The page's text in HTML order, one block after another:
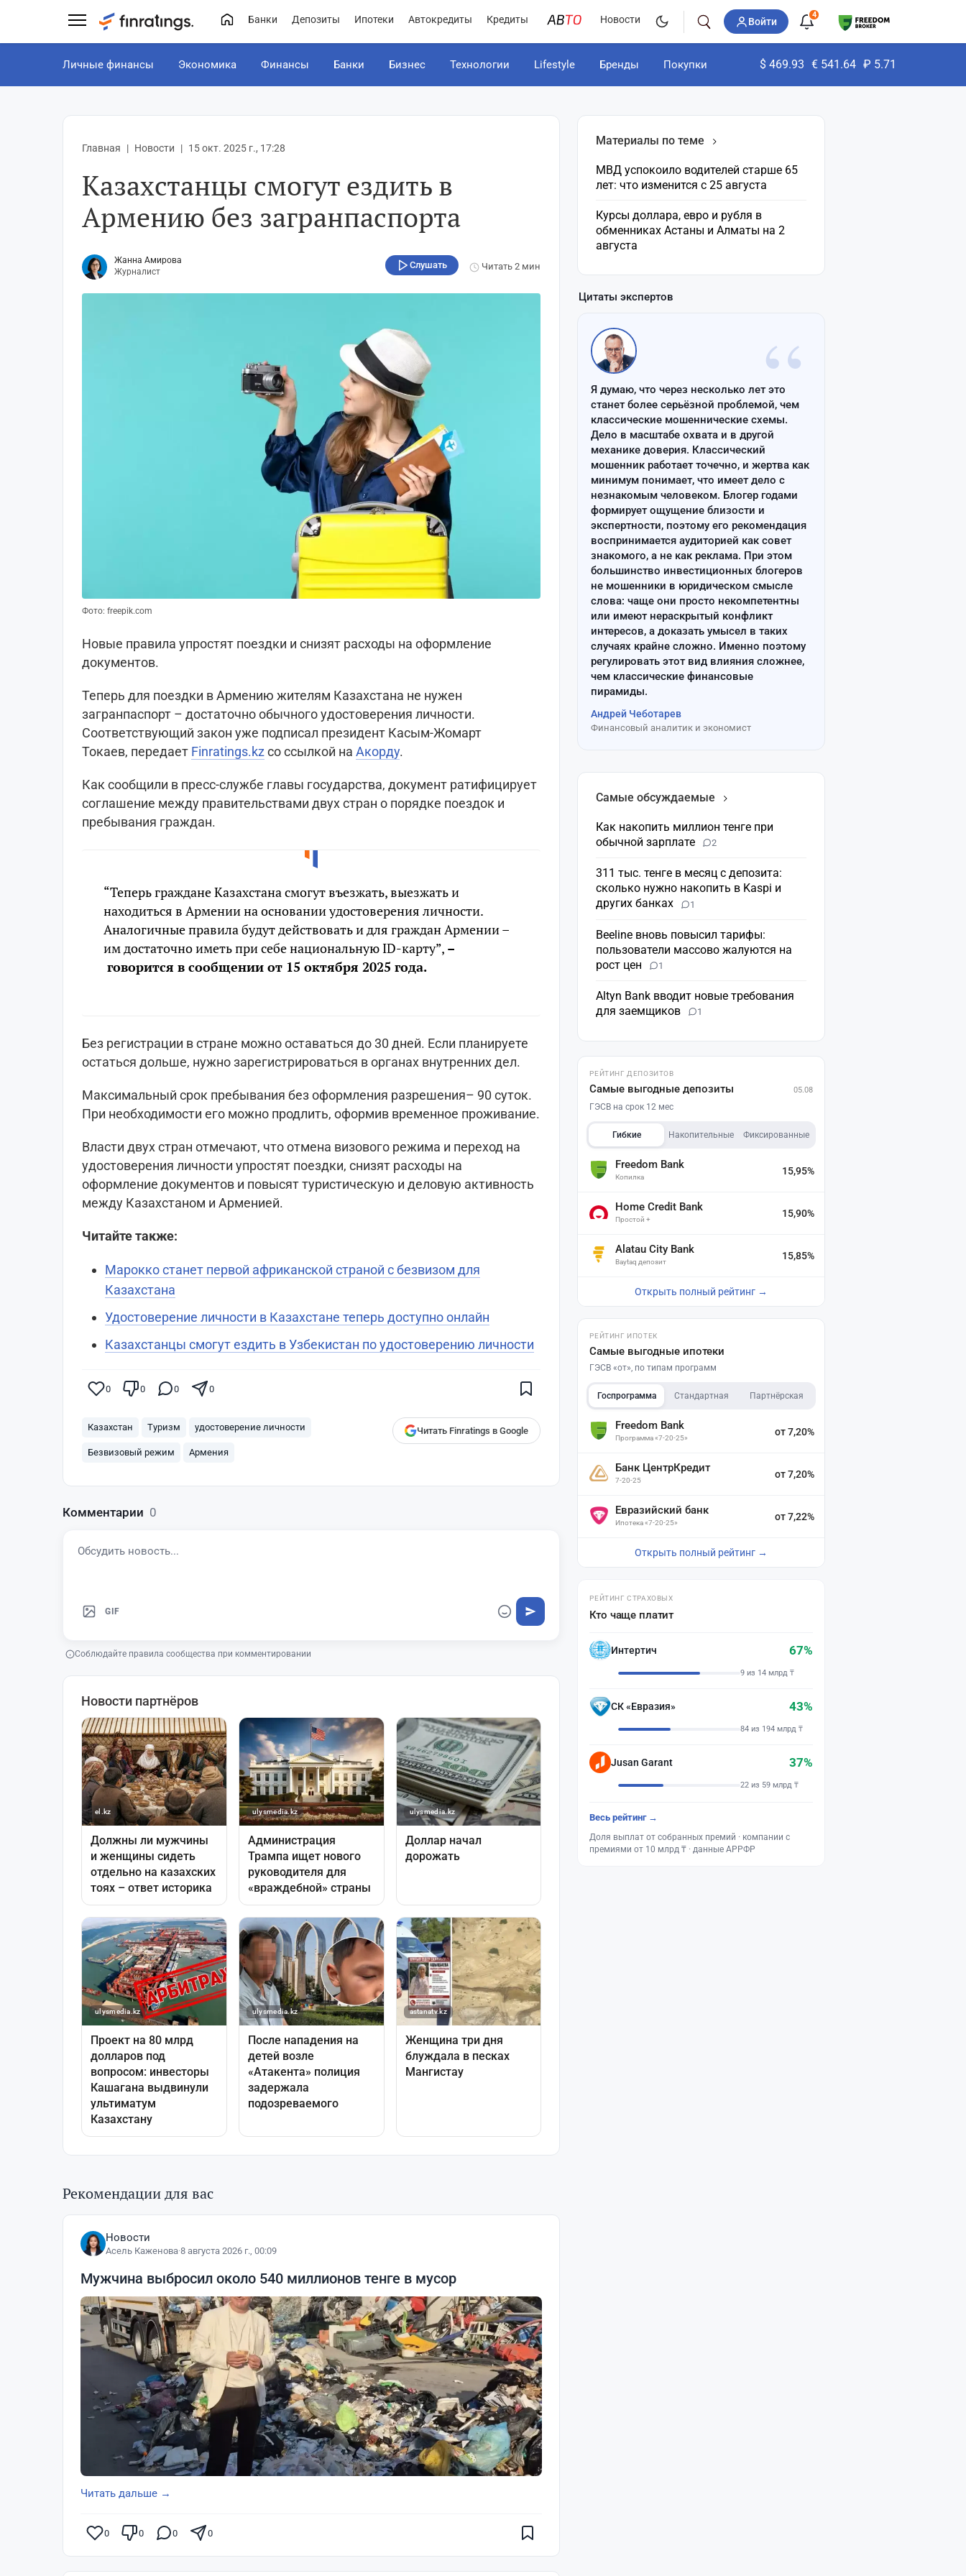
Банки Депозиты Ипотеки Автокредиты Кредиты Новости Войти
4
Личные финансы Экономика Финансы Банки Бизнес Технологии Lifestyle Бренды Покупки $ 469.93 € 541.64 ₽ 5.71
Главная Новости 15 окт. 2025 г., 17:28
Казахстанцы смогут ездить в
Армению без загранпаспорта
Жанна Амирова
Журналист
Слушать Читать2 мин
Фото: freepik.com
Новые правила упростят поездки и снизят расходы на оформление
документов.
Теперь для поездки в Армению жителям Казахстана не нужен
загранпаспорт – достаточно обычного удостоверения личности.
Соответствующий закон уже подписал президент Касым-Жомарт
Токаев, передает Finratings.kzсо ссылкой на Акорду.
Как сообщили в пресс-службе главы государства, документ ратифицирует
соглашение между правительствами двух стран о порядке поездок и
пребывания граждан.
“Теперь граждане Казахстана смогут въезжать, выезжать и
находиться в Армении на основании удостоверения личности.
Аналогичные правила будут действовать и для граждан Армении –
им достаточно иметь при себе национальную ID-карту”, –
говорится в сообщении от 15 октября 2025 года.
Без регистрации в стране можно оставаться до 30 дней. Если планируете
остаться дольше, нужно зарегистрироваться в органах внутренних дел.
Максимальный срок пребывания без оформления разрешения– 90 суток.
При необходимости его можно продлить, оформив временное проживание.
Власти двух стран отмечают, что отмена визового режима и переход на
удостоверения личности упростят поездки, снизят расходы на
оформление документов и повысят туристическую и деловую активность
между Казахстаном и Арменией.
Читайте также:
Марокко станет первой африканской страной с безвизом для
Казахстана
Удостоверение личности в Казахстане теперь доступно онлайн
Казахстанцы смогут ездить в Узбекистан по удостоверению личности
0 0 0 0
Казахстан Туризм удостоверение личности
Безвизовый режим Армения
Читать Finratings в Google
Finratings.kz— и наши материалы
Комментарии 0
GIF
Соблюдайте правила сообщества при комментировании
Рекомендации для вас
Новости
Асель Каженова·8 августа 2026 г., 00:09
Мужчина выбросил около 540 миллионов тенге в мусор
Читать дальше →
0 0 0 0
Материалы по теме
МВД успокоило водителей старше 65
лет: что изменится с 25 августа
Курсы доллара, евро и рубля в
обменниках Астаны и Алматы на 2
августа
Цитаты экспертов
“
Я думаю, что через несколько лет это
станет более серьёзной проблемой, чем
классические мошеннические схемы.
Дело в масштабе охвата и в другой
механике доверия. Классический
мошенник работает точечно, и жертва как
минимум понимает, что имеет дело с
незнакомым человеком. Блогер годами
формирует ощущение близости и
экспертности, поэтому его рекомендация
воспринимается аудиторией как совет
знакомого, а не как реклама. При этом
большинство инвестиционных блогеров
не мошенники в юридическом смысле
слова: чаще они просто некомпетентны
или имеют нераскрытый конфликт
интересов, а доказать умысел в таких
случаях крайне сложно. Именно поэтому
регулировать этот вид влияния сложнее,
чем классические финансовые
пирамиды.
Андрей Чеботарев
Финансовый аналитик и экономист
Самые обсуждаемые
Как накопить миллион тенге при
обычной зарплате
2
311 тыс. тенге в месяц с депозита:
сколько нужно накопить в Kaspi и
других банках
1
Beeline вновь повысил тарифы:
пользователи массово жалуются на
рост цен
1
Altyn Bank вводит новые требования
для заемщиков
1
РЕЙТИНГ ДЕПОЗИТОВ
Самые выгодные депозиты 05.08
ГЭСВ на срок 12 мес
Гибкие Накопительные Фиксированные
Freedom Bank
Копилка
15,95%
Home Credit Bank
Простой +
15,90%
Alatau City Bank
Baytaq депозит
15,85%
Открыть полный рейтинг →
РЕЙТИНГ ИПОТЕК
Самые выгодные ипотеки
ГЭСВ «от», по типам программ
Госпрограмма Стандартная Партнёрская
Freedom Bank
Программа «7-20-25»
от 7,20%
Банк ЦентрКредит
7-20-25
от 7,20%
Евразийский банк
Ипотека «7-20-25»
от 7,22%
Открыть полный рейтинг →
РЕЙТИНГ СТРАХОВЫХ
Кто чаще платит
Интертич 67%
9 из 14 млрд ₸
СК «Евразия» 43%
84 из 194 млрд ₸
Jusan Garant 37%
22 из 59 млрд ₸
Весь рейтинг →
Доля выплат от собранных премий · компании с
премиями от 10 млрд ₸ · данные АРРФР